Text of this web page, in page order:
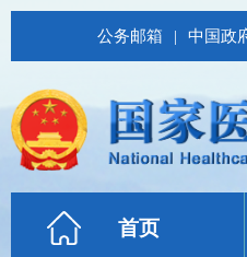
公务邮箱 | 中国政
首页